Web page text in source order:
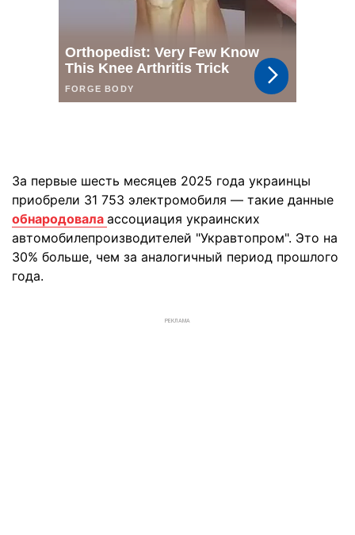
За первые шесть месяцев 2025 года украинцы
приобрели 31 753 электромобиля — такие данные
обнародовала ассоциация украинских
автомобилепроизводителей "Укравтопром". Это на
30% больше, чем за аналогичный период прошлого
года.
РЕКЛАМА